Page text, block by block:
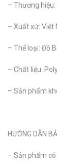
– Thương hiệu:
– Xuất xứ: Việt
– Thể loại: Đồ
– Chất liệu:
– Sản phẩm
HƯỚNG DẪN
– Sản phẩm